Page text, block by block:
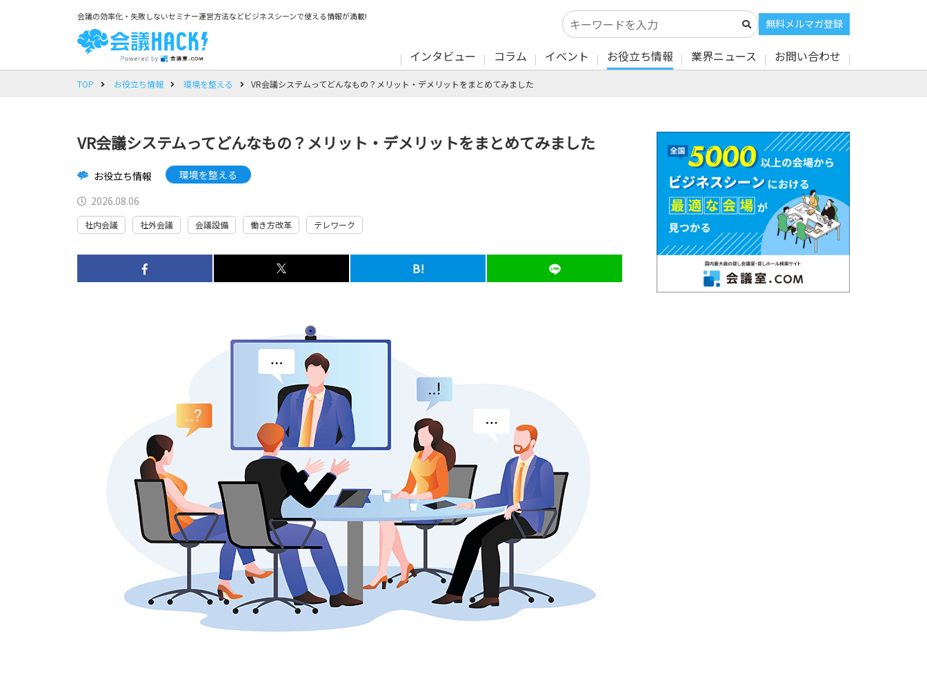
会議の効率化・失敗しないセミナー運営方法などビジネスシーンで使える情報が満載!
インタビュー コラム イベント お役立ち情報 業界ニュース お問い合わせ
無料メルマガ登録
TOP お役立ち情報 環境を整える VR会議システムってどんなもの？メリット・デメリットをまとめてみました
VR会議システムってどんなもの？メリット・デメリットをまとめてみました
お役立ち情報
環境を整える
2026.08.06
社内会議 社外会議 会議設備 働き方改革 テレワーク
B!